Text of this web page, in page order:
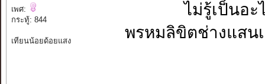
เพศ:
กระทู้: 844
เทียนน้อยด้อยแสง
ไม่รู้เป็นอะ
พรหมลิขิตช่างแสน